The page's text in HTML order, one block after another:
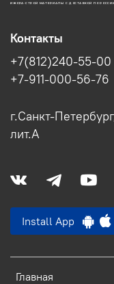
ИЖОРА-СТРОЙ МАТЕРИАЛЫ С ДОСТАВКОЙ ПО РОССИИ
Главная
Контакты
+7(812)240-55-00
+7-911-000-56-76
г.Санкт-
лит.А
Install App